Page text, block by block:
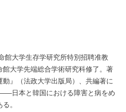
館大学生存学研究所特別招聘准教
大学先端総合学術研究科修了。著
』（法政大学出版局）、共編著に
日本と韓国における障害と病をめ
。